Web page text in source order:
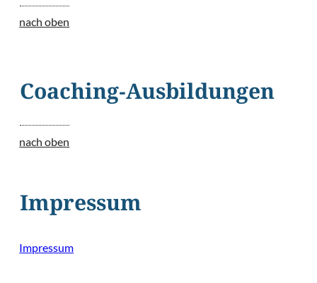
nach oben
Coaching-Ausbildungen
nach oben
Impressum
Impressum